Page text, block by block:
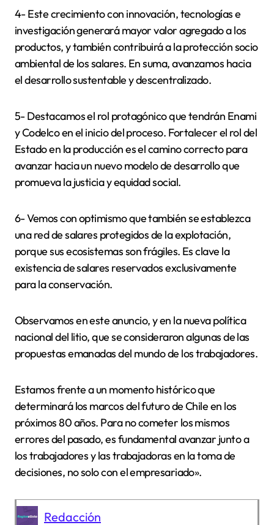
4- Este crecimiento con innovación, tecnologías e
investigación generará mayor valor agregado a los
productos, y también contribuirá a la protección socio
ambiental de los salares. En suma, avanzamos hacia
el desarrollo sustentable y descentralizado.
5- Destacamos el rol protagónico que tendrán Enami
y Codelco en el inicio del proceso. Fortalecer el rol del
Estado en la producción es el camino correcto para
avanzar hacia un nuevo modelo de desarrollo que
promueva la justicia y equidad social.
6- Vemos con optimismo que también se establezca
una red de salares protegidos de la explotación,
porque sus ecosistemas son frágiles. Es clave la
existencia de salares reservados exclusivamente
para la conservación.
Observamos en este anuncio, y en la nueva política
nacional del litio, que se consideraron algunas de las
propuestas emanadas del mundo de los trabajadores.
Estamos frente a un momento histórico que
determinará los marcos del futuro de Chile en los
próximos 80 años. Para no cometer los mismos
errores del pasado, es fundamental avanzar junto a
los trabajadores y las trabajadoras en la toma de
decisiones, no solo con el empresariado».
Redacción